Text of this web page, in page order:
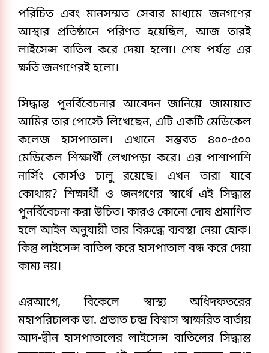
পরিচিত এবং মানসম্মত সেবার মাধ্যমে জনগণের
আস্থার প্রতিষ্ঠানে পরিণত হয়েছিল, আজ তারই
লাইসেন্স বাতিল করে দেয়া হলো। শেষ পর্যন্ত এর
ক্ষতি জনগণেরই হলো।
সিদ্ধান্ত পুনর্বিবেচনার আবেদন জানিয়ে জামায়াত
আমির তার পোস্টে লিখেছেন, এটি একটি মেডিকেল
কলেজ হাসপাতাল। এখানে সম্ভবত ৪০০-৫০০
মেডিকেল শিক্ষার্থী লেখাপড়া করে। এর পাশাপাশি
নার্সিং কোর্সও চালু রয়েছে। এখন তারা যাবে
কোথায়? শিক্ষার্থী ও জনগণের স্বার্থে এই সিদ্ধান্ত
পুনর্বিবেচনা করা উচিত। কারও কোনো দোষ প্রমাণিত
হলে আইন অনুযায়ী তার বিরুদ্ধে ব্যবস্থা নেয়া হোক।
কিন্তু লাইসেন্স বাতিল করে হাসপাতাল বন্ধ করে দেয়া
কাম্য নয়।
এরআগে, বিকেলে স্বাস্থ্য অধিদফতরের
মহাপরিচালক ডা. প্রভাত চন্দ্র বিশ্বাস স্বাক্ষরিত বার্তায়
আদ-দ্বীন হাসপাতালের লাইসেন্স বাতিলের সিদ্ধান্ত